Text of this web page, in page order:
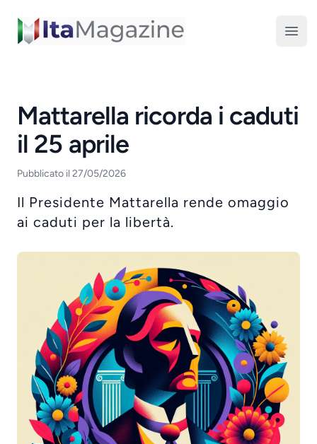
ItaMagazine
Mattarella ricorda i caduti
il 25 aprile
Pubblicato il 27/05/2026
Il Presidente Mattarella rende omaggio
ai caduti per la libertà.